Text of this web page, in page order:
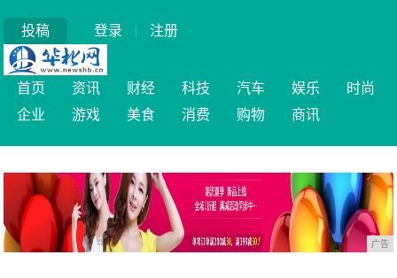
投稿 登录 | 注册
首页 资讯 财经 科技 汽车 娱乐
时尚
企业
游戏 美食 消费 购物 商讯
广告